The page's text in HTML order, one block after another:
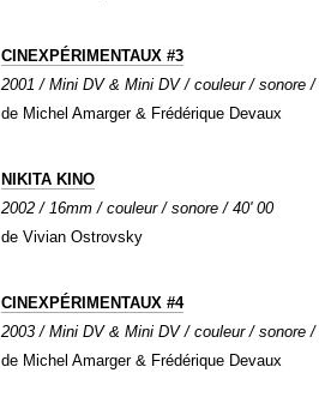
CINEXPÉRIMENTAUX #3
2001 / Mini DV & Mini DV / couleur / sonore /
de Michel Amarger & Frédérique Devaux
NIKITA KINO
2002 / 16mm / couleur / sonore / 40' 00
de Vivian Ostrovsky
CINEXPÉRIMENTAUX #4
2003 / Mini DV & Mini DV / couleur / sonore /
de Michel Amarger & Frédérique Devaux